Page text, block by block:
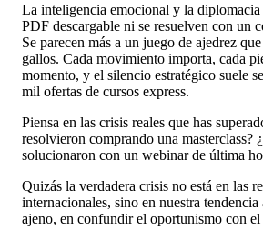
La inteligencia emocional y la
PDF descargable ni se resuelven con un
Se parecen más a un juego de ajedrez
gallos. Cada movimiento importa, cada
momento, y el silencio estratégico suele
mil ofertas de cursos express.
Piensa en las crisis reales que has
resolvieron comprando una masterclass?
solucionaron con un webinar de última
Quizás la verdadera crisis no está en las
internacionales, sino en nuestra
ajeno, en confundir el oportunismo con